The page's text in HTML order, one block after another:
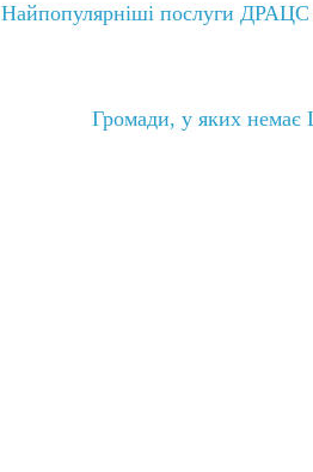
Найпопулярніші послуги ДРАЦС
Громади, у яких немає